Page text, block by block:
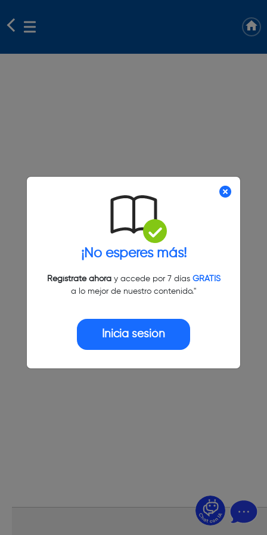
¡No esperes más!
Regístrate ahoray accede por 7 días GRATIS
a lo mejor de nuestro contenido."
Inicia sesión